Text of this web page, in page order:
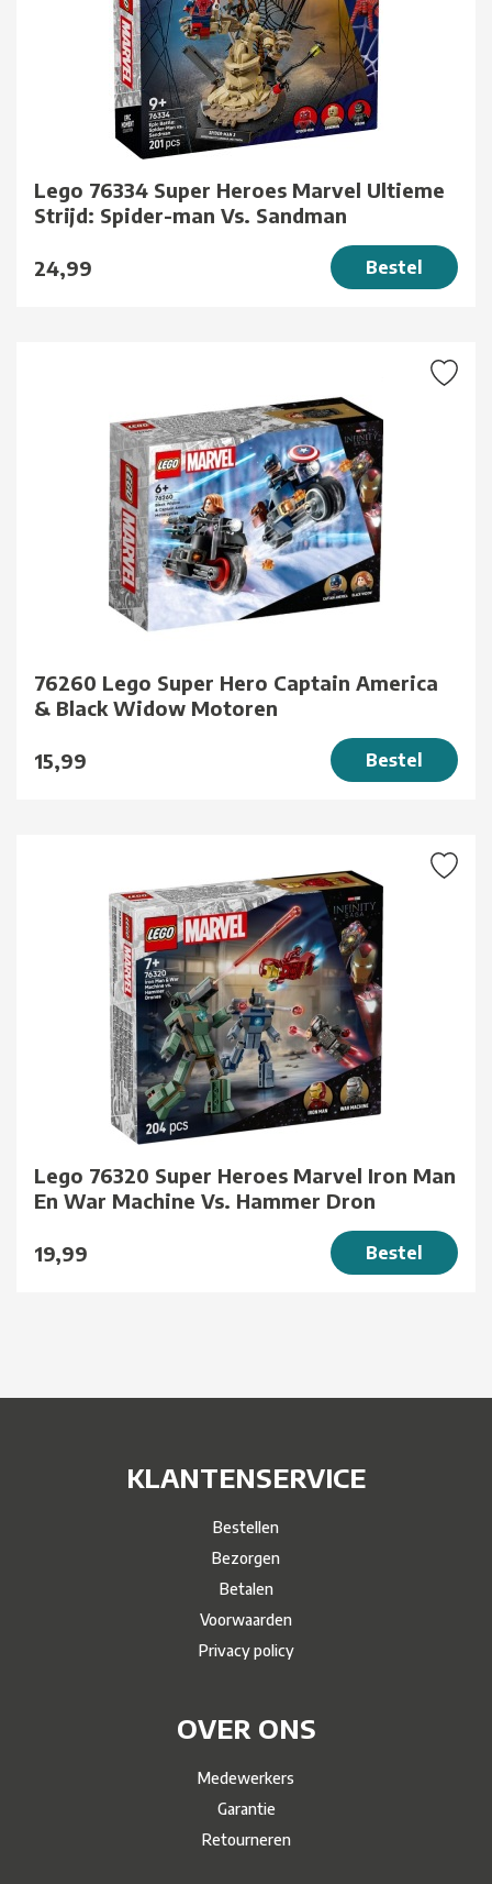
Lego 76334 Super Heroes Marvel Ultieme
Strijd: Spider-man Vs. Sandman
24,99 Bestel
76260 Lego Super Hero Captain America
& Black Widow Motoren
15,99 Bestel
Lego 76320 Super Heroes Marvel Iron Man
En War Machine Vs. Hammer Dron
19,99 Bestel
KLANTENSERVICE
Bestellen
Bezorgen
Betalen
Voorwaarden
Privacy policy
OVER ONS
Medewerkers
Garantie
Retourneren